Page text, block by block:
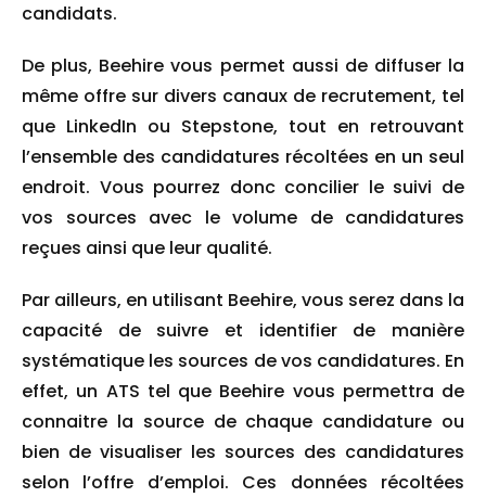
candidats.
De plus, Beehire vous permet aussi de diffuser la
même offre sur divers canaux de recrutement, tel
que LinkedIn ou Stepstone, tout en retrouvant
l’ensemble des candidatures récoltées en un seul
endroit. Vous pourrez donc concilier le suivi de
vos sources avec le volume de candidatures
reçues ainsi que leur qualité.
Par ailleurs, en utilisant Beehire, vous serez dans la
capacité de suivre et identifier de manière
systématique les sources de vos candidatures. En
effet, un ATS tel que Beehire vous permettra de
connaitre la source de chaque candidature ou
bien de visualiser les sources des candidatures
selon l’offre d’emploi. Ces données récoltées